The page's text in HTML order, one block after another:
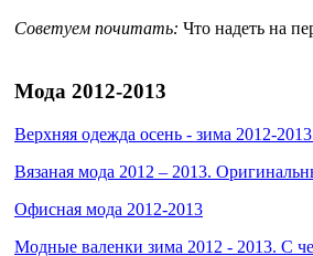
Советуем почитать: Что надеть на
Мода 2012-2013
Верхняя одежда осень - зима 2012-
Вязаная мода 2012 – 2013.
Офисная мода 2012-2013
Модные валенки зима 2012 - 2013. С